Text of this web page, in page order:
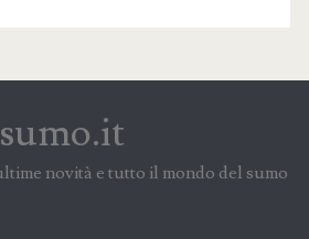
sumo.it
novità e tutto il mondo del sumo